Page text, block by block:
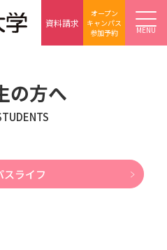
MENU
資料請求
オープン
キャンパス
参加予約
の方へ
スライフ